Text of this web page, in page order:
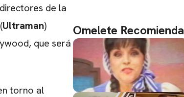
de la
(Ultraman)
que será
torno al
Omelete Recomienda